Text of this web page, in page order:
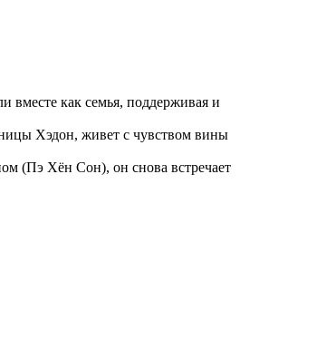
вместе как семья, поддерживая и
Хэдон, живет с чувством вины
(Пэ Хён Сон), он снова встречает